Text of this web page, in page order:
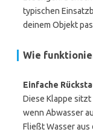
typischen
deinem Objekt
Wie
Einfache
Diese Klappe
wenn Abwasser
Fließt Wasser